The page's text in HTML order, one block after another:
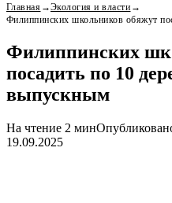
Главная →Экология и власти →
Филиппинских школьников обяжут
Филиппинских
посадить по 10
выпускным
На чтение 2 мин
19.09.2025